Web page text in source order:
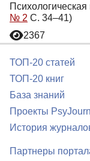
№ 2 С. 34–41)
2367
ТОП-20 статей
ТОП-20 книг
База знаний
Проекты
История
Партнеры